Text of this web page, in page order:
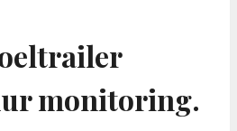
monitoring.